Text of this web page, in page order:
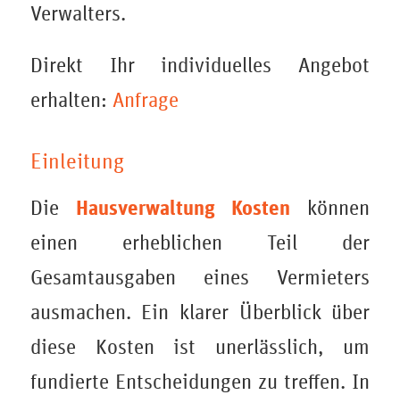
Verwalters.
Direkt Ihr individuelles Angebot
erhalten: Anfrage
Einleitung
Die Hausverwaltung Kosten können
einen erheblichen Teil der
Gesamtausgaben eines Vermieters
ausmachen. Ein klarer Überblick über
diese Kosten ist unerlässlich, um
fundierte Entscheidungen zu treffen. In